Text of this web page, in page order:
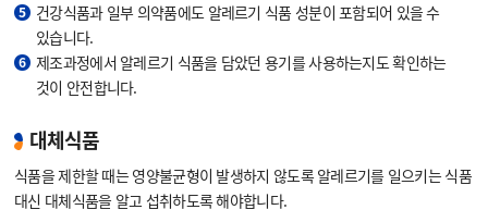
5 건강식품과 일부 의약품에도 알레르기 식품 성분이 포함되어 있을 수
있습니다.
6 제조과정에서 알레르기 식품을 담았던 용기를 사용하는지도 확인하는
것이 안전합니다.
대체식품
식품을 제한할 때는 영양불균형이 발생하지 않도록 알레르기를 일으키는 식품
대신 대체식품을 알고 섭취하도록 해야합니다.